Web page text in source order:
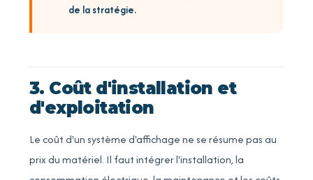
de la stratégie.
3. Coût d'installation et
d'exploitation
Le coût d'un système d'affichage ne se résume pas au
prix du matériel. Il faut intégrer l'installation, la